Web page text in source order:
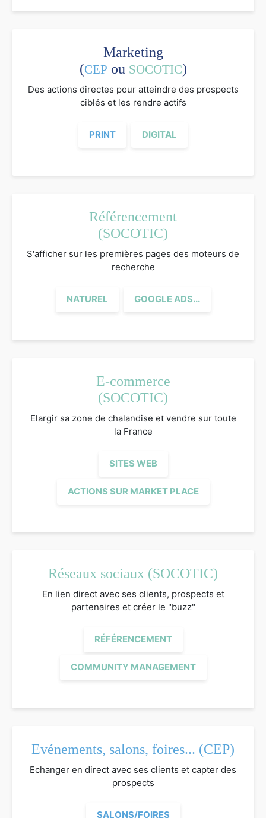
Marketing
(CEP ou SOCOTIC)
Des actions directes pour atteindre des prospects
ciblés et les rendre actifs
PRINT DIGITAL
Référencement
(SOCOTIC)
S'afficher sur les premières pages des moteurs de
recherche
NATUREL GOOGLE ADS...
E-commerce
(SOCOTIC)
Elargir sa zone de chalandise et vendre sur toute
la France
SITES WEB
ACTIONS SUR MARKET PLACE
Réseaux sociaux (SOCOTIC)
En lien direct avec ses clients, prospects et
partenaires et créer le "buzz"
RÉFÉRENCEMENT
COMMUNITY MANAGEMENT
Evénements, salons, foires... (CEP)
Echanger en direct avec ses clients et capter des
prospects
SALONS/FOIRES